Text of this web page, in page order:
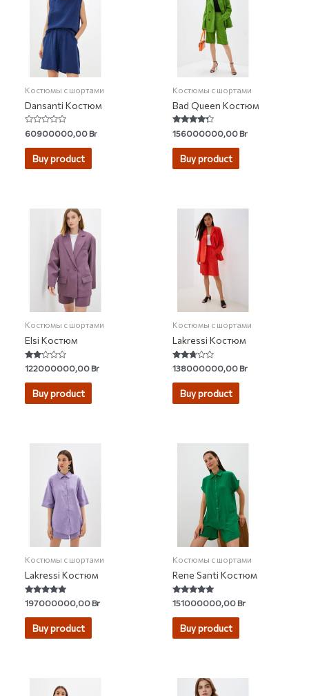
Костюмы с шортами
Dansanti Костюм
Rated
0
out
60900000,00Br
Buy product
Костюмы с шортами
Bad Queen Костюм
Rated
4.07
out of 5
156000000,00Br
Buy product
Костюмы с шортами
Elsi Костюм
Rated
2.00
out
of 5
122000000,00Br
Buy product
Костюмы с шортами
Lakressi Костюм
Rated
2.60
out of
138000000,00Br
Buy product
Костюмы с шортами
Lakressi Костюм
Rated
5.00
out of 5
197000000,00Br
Buy product
Костюмы с шортами
Rene Santi Костюм
Rated
5.00
out of 5
151000000,00Br
Buy product